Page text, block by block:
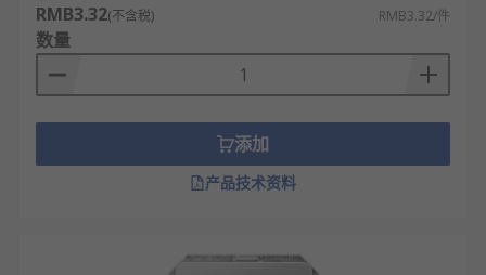
RMB3.32(不含税) RMB3.32/件
数量
添加
产品技术资料